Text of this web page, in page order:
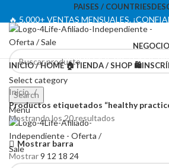
PAISES / COUNTRIES
🔥 5,000+ VENTAS MENSUALES.
🔥 5,000+ MONTHLY SALES. TRUST AND
TIENDA OFICIAL / OFFICIAL
Select category
Search
Menu
INICIO / HOME 🏠TIENDA / SHOP 🛍️
Inicio
Productos etiquetados “healthy
Mostrando los 20 resultados
Mostrar barra
Mostrar9 12 18 24